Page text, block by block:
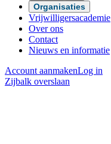
Organisaties
Vrijwilligersacademie
Over ons
Contact
Nieuws en informatie
Account aanmakenLog in
Zijbalk overslaan